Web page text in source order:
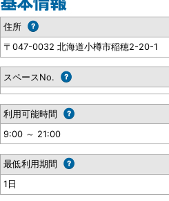
住所
〒047-0032 北海道小樽市稲穂2-20-1
スペースNo.
利用可能時間
9:00 ～ 21:00
最低利用期間
1日